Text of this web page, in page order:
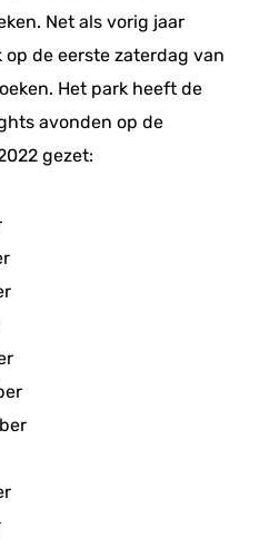
Net als vorig jaar
de eerste zaterdag van
Het park heeft de
avonden op de
gezet: